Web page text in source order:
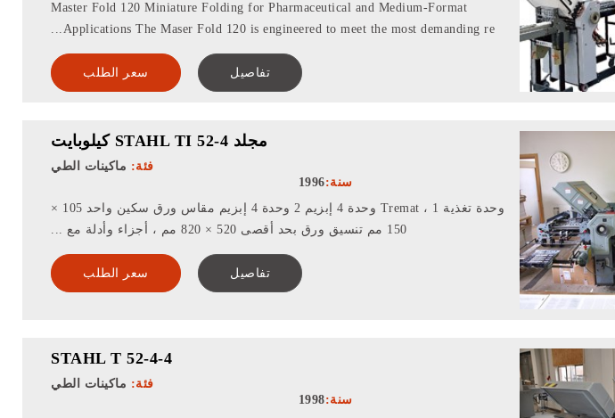
Master Fold 120 Miniature Folding for Pharmaceutical and Medium-Format
Applications The Maser Fold 120 is engineered to meet the most demanding re...
تفاصيل سعر الطلب
مجلد STAHL TI 52-4 كيلوبايت
فئة: ماكينات الطي
سنة:1996
وحدة تغذية Tremat ، 1 وحدة 4 إبزيم 2 وحدة 4 إبزيم مقاس ورق سكين واحد 105 ×
150 مم تنسيق ورق بحد أقصى 520 × 820 مم ، أجزاء وأدلة مع ...
تفاصيل سعر الطلب
STAHL T 52-4-4
فئة: ماكينات الطي
سنة:1998